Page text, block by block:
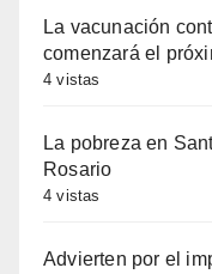
La vacunación
comenzará el
4 vistas
La pobreza en
Rosario
4 vistas
Advierten por el